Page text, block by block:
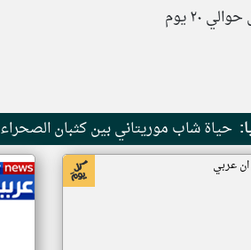
٢٠ يوم
حياة شاب موريتاني بين كثبان الصحراء
عربي